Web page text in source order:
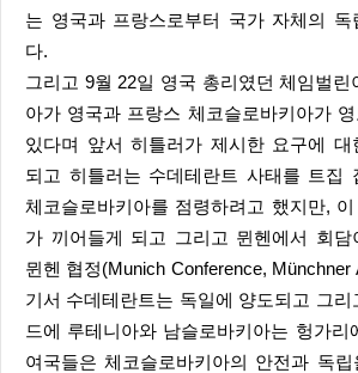
는 영국과 프랑스로부터 국가 자체의 독
다.
그리고 9월 22일 영국 총리였던 체임벌린이 직접 히틀러를 찾
아가 영국과 프랑스 체코슬로바키아가
있다며 앞서 히틀러가 제시한 요구에 대
되고 히틀러는 수데테란트 사태를 트집
체코슬로바키아를 점령하려고 했지만,
가 끼어들게 되고 그리고 뮌헨에서 회담
뮌헨 협정(Munich Conference, Münchner
기서 수데테란트는 독일에 양도되고 그
드에 루테니아와 남슬로바키아는 헝가리
여국들은 체코슬로바키아의 안전과 독립